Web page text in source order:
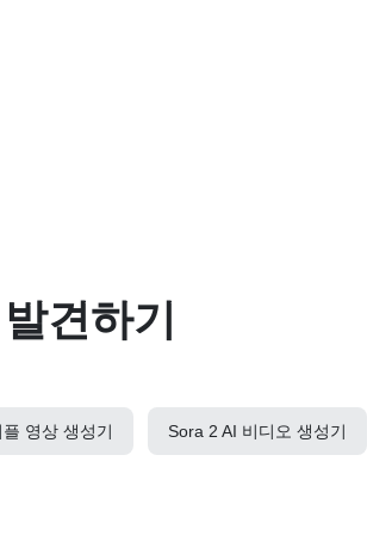
견하기
영상 생성기 Sora 2 AI 비디오 생성기